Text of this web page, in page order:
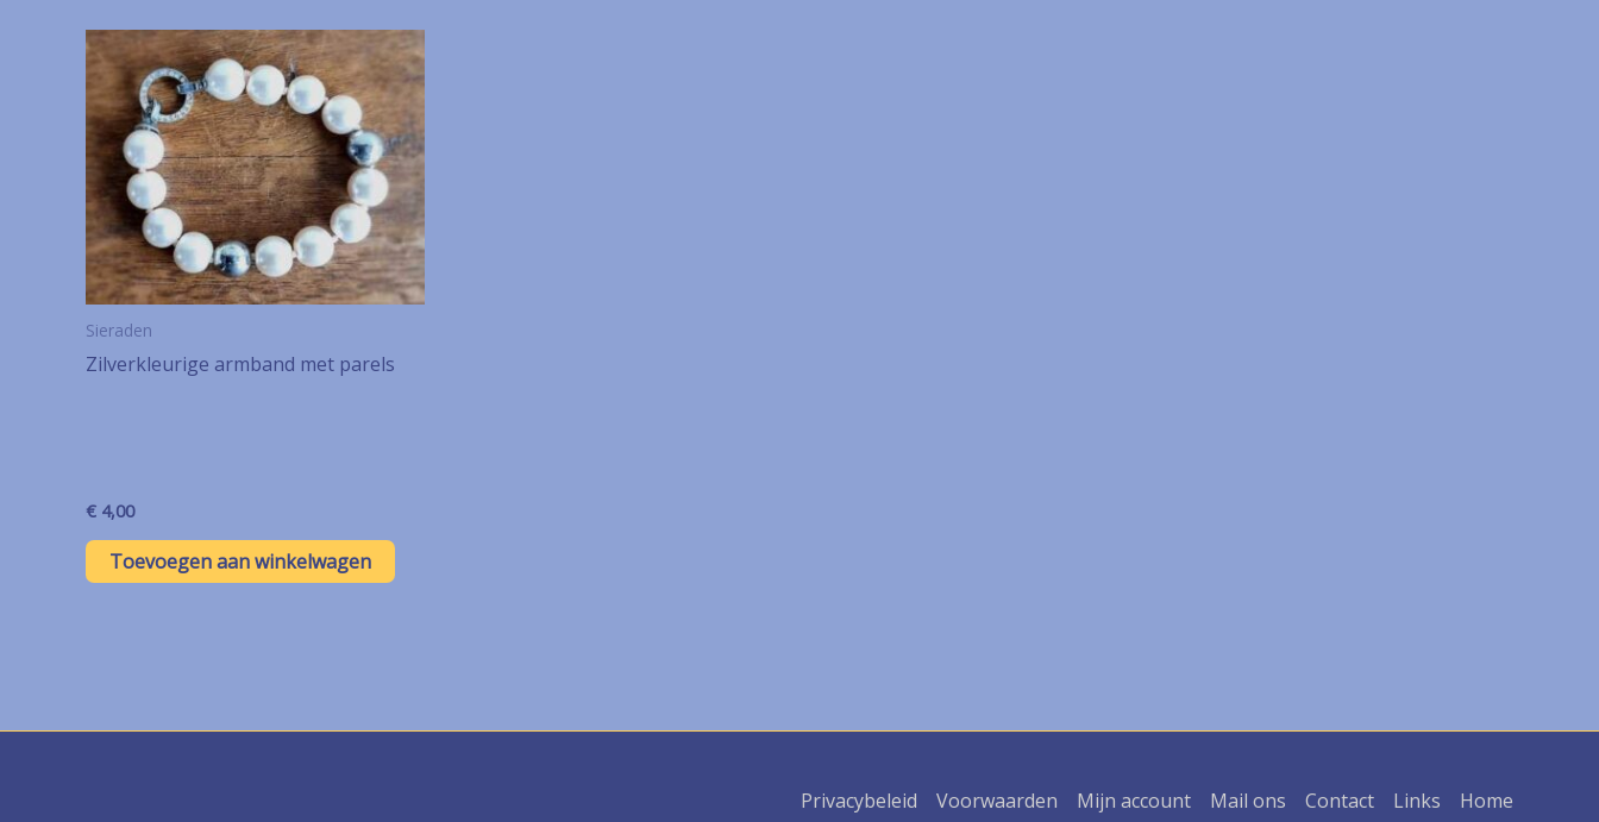
Sieraden
Zilverkleurige armband met parels
€ 4,00
Toevoegen aan winkelwagen
Privacybeleid Voorwaarden Mijn account Mail ons Contact Links Home